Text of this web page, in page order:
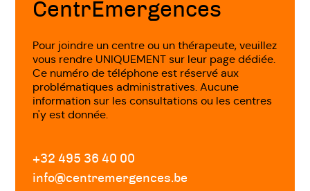
CentrEmergences
Pour joindre un centre ou un thérapeute, veuillez
vous rendre UNIQUEMENT sur leur page dédiée.
Ce numéro de téléphone est réservé aux
problématiques administratives. Aucune
information sur les consultations ou les centres
n'y est donnée.
+32 495 36 40 00
info@centremergences.be